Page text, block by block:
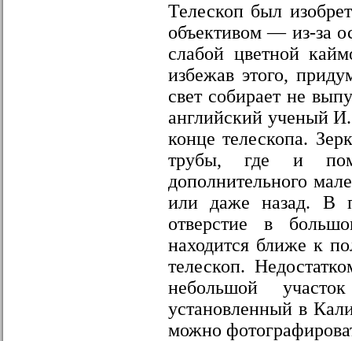
Телескоп был
объективом — из-за
слабой цветной
избежав этого,
свет собирает не
английский ученый
конце телескопа.
трубы, где и
дополнительного
или даже назад. В
отверстие в
находится ближе к
телескоп.
небольшой
установленный в
можно